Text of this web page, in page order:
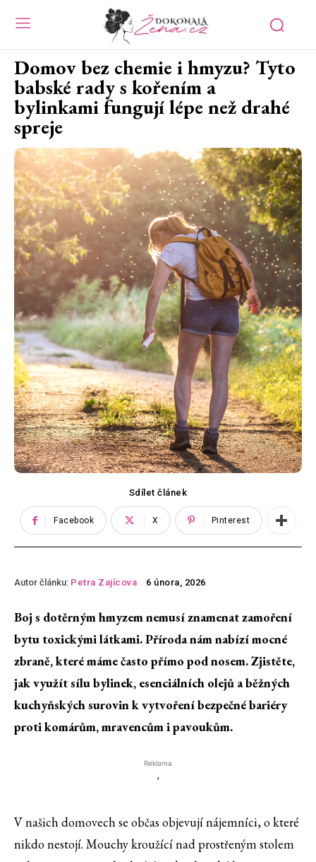
Domov bez chemie i hmyzu? Tyto
babské rady s kořením a
bylinkami fungují lépe než drahé
spreje
Sdílet článek
Facebook X Pinterest
Autor článku: Petra Zajícova 6 února, 2026
Boj s dotěrným hmyzem nemusí znamenat zamoření
bytu toxickými látkami. Příroda nám nabízí mocné
zbraně, které máme často přímo pod nosem. Zjistěte,
jak využít sílu bylinek, esenciálních olejů a běžných
kuchyňských surovin k vytvoření bezpečné bariéry
proti komárům, mravencům i pavoukům.
Reklama
'
V našich domovech se občas objevují nájemníci, o které
nikdo nestojí. Mouchy kroužící nad prostřeným stolem